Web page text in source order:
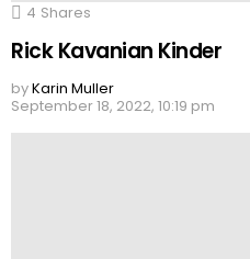
4 Shares
Rick Kavanian Kinder
byKarin Muller
September 18, 2022, 10:19 pm